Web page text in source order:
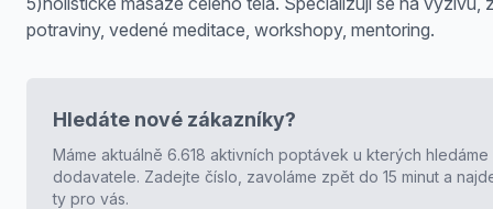
potraviny, vedené meditace, workshopy, mentoring.
Hledáte nové zákazníky?
Máme aktuálně 6.618 aktivních poptávek u kterých hledáme
dodavatele. Zadejte číslo, zavoláme zpět do 15 minut a
ty pro vás.